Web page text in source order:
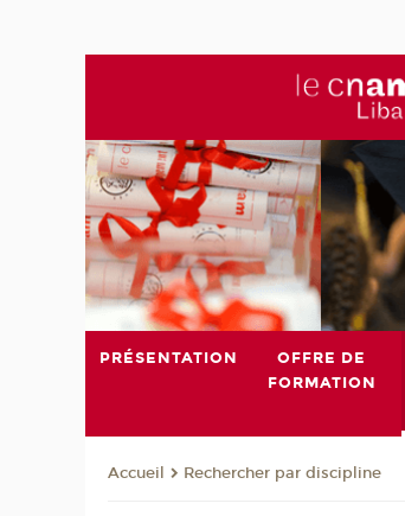
PRÉSENTATION
OFFRE DE
FORMATION
Accueil Rechercher par discipline